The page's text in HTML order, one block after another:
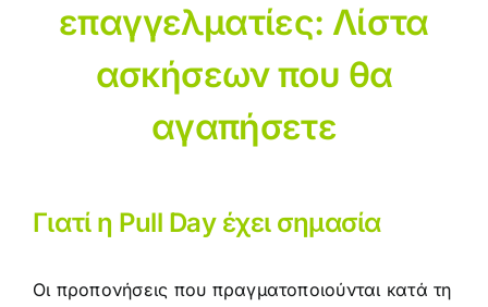
επαγγελματίες: Λίστα
ασκήσεων που θα
αγαπήσετε
Γιατί η Pull Day έχει σημασία
Οι προπονήσεις που πραγματοποιούνται κατά τη